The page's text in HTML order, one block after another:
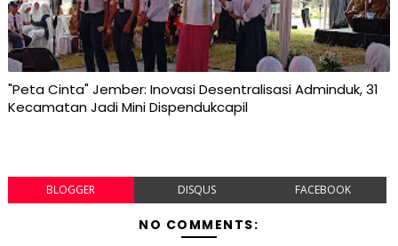
"Peta Cinta" Jember: Inovasi Desentralisasi Adminduk, 31
Kecamatan Jadi Mini Dispendukcapil
BLOGGER DISQUS FACEBOOK
NO COMMENTS: